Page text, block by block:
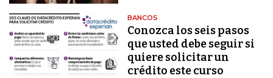
BANCOS
Conozca los seis pasos
que usted debe seguir si
quiere solicitar un
crédito este curso